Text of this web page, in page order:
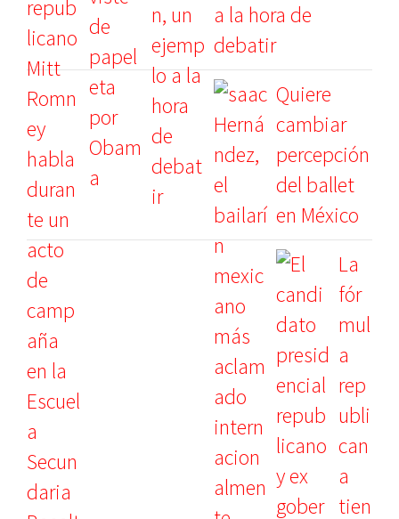
a la hora de
debatir
Quiere
cambiar
percepción
del ballet
en México
La
fór
mul
a
rep
ubli
can
a
tien